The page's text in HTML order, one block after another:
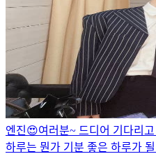
엔진😍여러분~ 드디어 기다리
하루는 뭔가 기분 좋은 하루가